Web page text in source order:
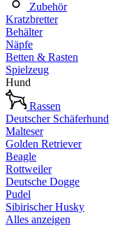
Zubehör
Kratzbretter
Behälter
Näpfe
Betten & Rasten
Spielzeug
Hund
Rassen
Deutscher Schäferhund
Malteser
Golden Retriever
Beagle
Rottweiler
Deutsche Dogge
Pudel
Sibirischer Husky
Alles anzeigen